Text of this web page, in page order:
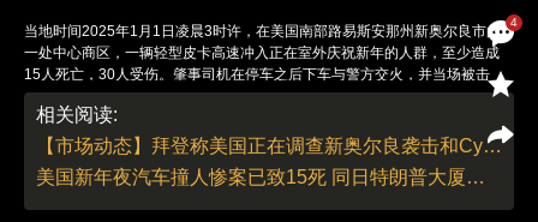
4
当地时间2025年1月1日凌晨3时许，在美国南部路易斯安那州新奥尔良市的
一处中心商区，一辆轻型皮卡高速冲入正在室外庆祝新年的人群，至少造成
15人死亡，30人受伤。肇事司机在停车之后下车与警方交火，并当场被击
毙。新奥尔良事件调查当局表示，在肇事车辆内发现了一面ISIS的旗帜。车内
还放有武器和简易爆炸装置。这辆福特皮卡是嫌疑人临时租赁的可能性较大。
此外，在事发地附近的多个地点，也发现了类似爆炸物。 图：视觉中国
相关阅读:
【市场动态】拜登称美国正在调查新奥尔良袭击和Cybertruck爆炸事件
美国新年夜汽车撞人惨案已致15死 同日特朗普大厦门前特斯拉卡车爆炸